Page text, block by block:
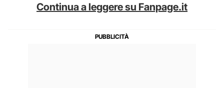
Continua a leggere su Fanpage.it